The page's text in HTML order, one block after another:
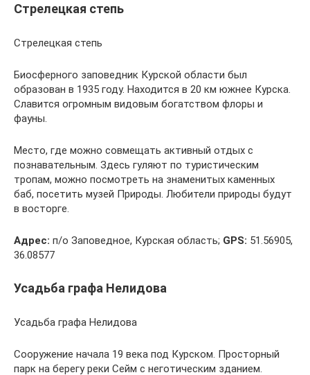
Стрелецкая степь
Стрелецкая степь
Биосферного заповедник Курской области был
образован в 1935 году. Находится в 20 км южнее Курска.
Славится огромным видовым богатством флоры и
фауны.
Место, где можно совмещать активный отдых с
познавательным. Здесь гуляют по туристическим
тропам, можно посмотреть на знаменитых каменных
баб, посетить музей Природы. Любители природы будут
в восторге.
Адрес: п/о Заповедное, Курская область; GPS: 51.56905,
36.08577
Усадьба графа Нелидова
Усадьба графа Нелидова
Сооружение начала 19 века под Курском. Просторный
парк на берегу реки Сейм с неготическим зданием.